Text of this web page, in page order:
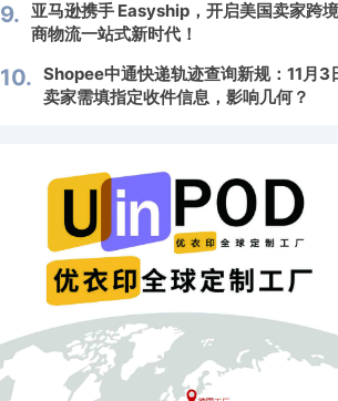
9. 亚马逊携手 Easyship，开启美国卖家跨
商物流一站式新时代！
10. Shopee中通快递轨迹查询新规：11月3
卖家需填指定收件信息，影响几何？